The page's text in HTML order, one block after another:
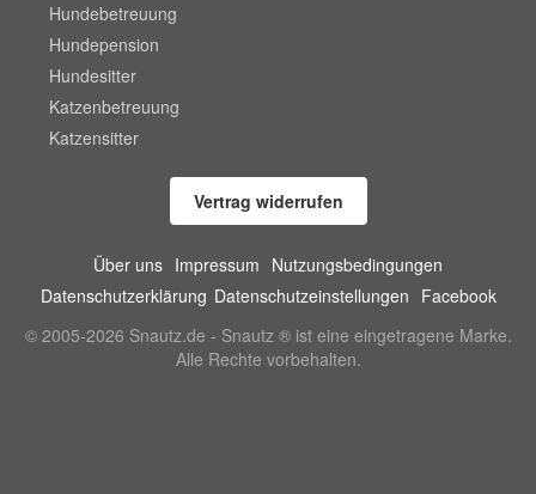
Hundebetreuung
Hundepension
Hundesitter
Katzenbetreuung
Katzensitter
Vertrag widerrufen
Über uns Impressum Nutzungsbedingungen
Datenschutzerklärung Datenschutzeinstellungen Facebook
© 2005-2026 Snautz.de - Snautz ® ist eine eingetragene Marke.
Alle Rechte vorbehalten.